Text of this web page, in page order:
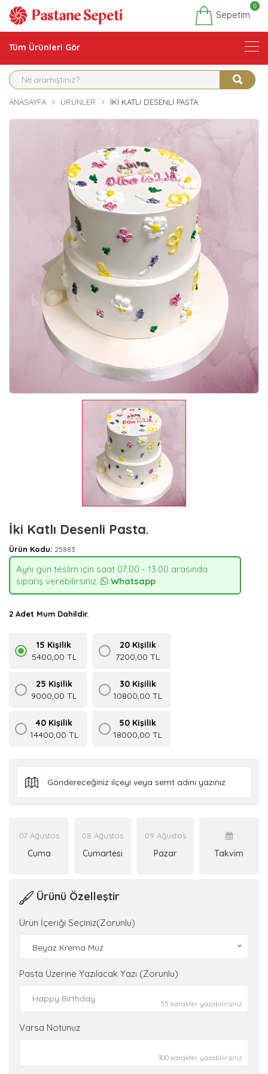
Sepetim
0
Tüm Ürünleri Gör
ANASAYFA ÜRÜNLER İKI KATLI DESENLI PASTA.
İki Katlı Desenli Pasta.
Ürün Kodu: 25883
Aynı gün teslim için saat 07:00 - 13:00 arasında
sipariş verebilirsiniz.
Whatsapp
2 Adet Mum Dahildir.
15 Kişilik
5400,00 TL
20 Kişilik
7200,00 TL
25 Kişilik
9000,00 TL
30 Kişilik
10800,00 TL
40 Kişilik
14400,00 TL
50 Kişilik
18000,00 TL
07 Ağustos
Cuma
08 Ağustos
Cumartesi
09 Ağustos
Pazar Takvim
Ürünü Özelleştir
Ürün İçeriği Seçiniz(Zorunlu)
Beyaz Krema Muz
Pasta Üzerine Yazılacak Yazı (Zorunlu)
55 karakter yazabilirsiniz.
Varsa Notunuz
300 karakter yazabilirsiniz.